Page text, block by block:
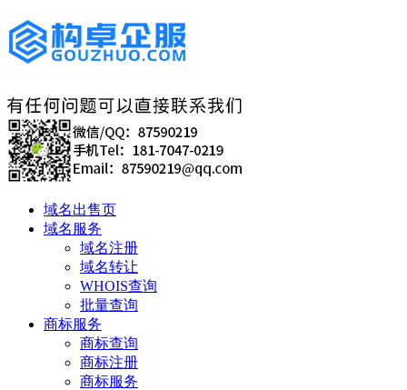
域名出售页
域名服务
域名注册
域名转让
WHOIS查询
批量查询
商标服务
商标查询
商标注册
商标服务